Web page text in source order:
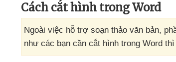
Cách cắt hình trong Word
Ngoài việc hỗ trợ soạn thảo văn bản,
như các bạn cần cắt hình trong Word